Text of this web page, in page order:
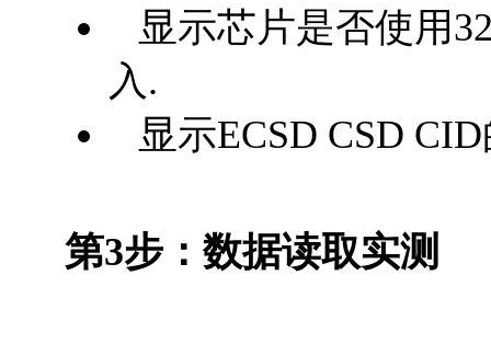
显示芯片是否使用
入.
显示ECSD CSD
第3步：数据读取实测